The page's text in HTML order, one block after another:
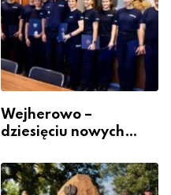
Wejherowo –
dziesięciu nowych
szeregach Komendy
Powiatowej